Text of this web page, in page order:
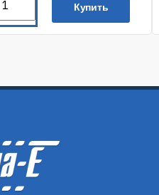
Купить